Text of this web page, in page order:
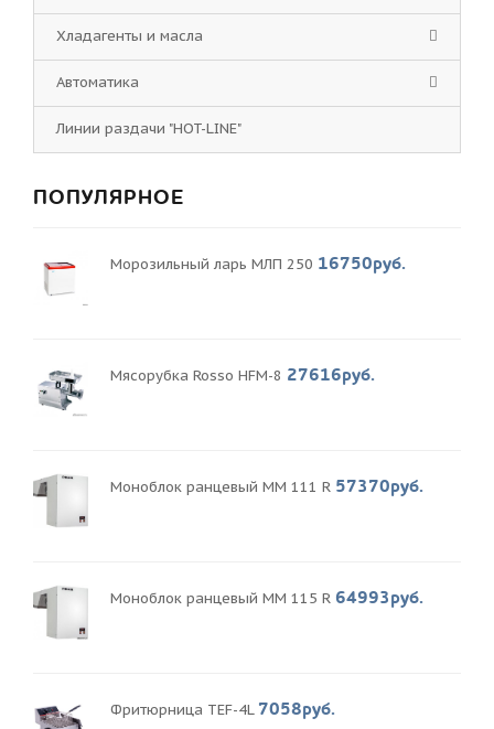
Хладагенты и масла
Автоматика
Линии раздачи "HOT-LINE"
ПОПУЛЯРНОЕ
Морозильный ларь МЛП 250 16750руб.
Мясорубка Rosso HFM-8 27616руб.
Моноблок ранцевый MM 111 R 57370руб.
Моноблок ранцевый MM 115 R 64993руб.
Фритюрница TEF-4L 7058руб.